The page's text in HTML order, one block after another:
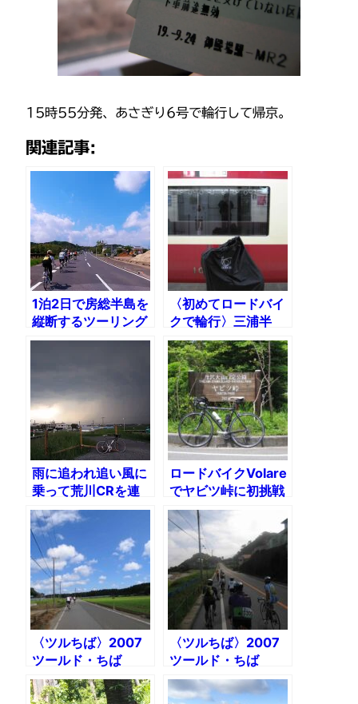
15時55分発、あさぎり6号で輪行して帰京。
関連記事:
1泊2日で房総半島を
縦断するツーリング
187km
〈初めてロードバイ
クで輪行〉三浦半
島〜湘南〜西湘〜箱
根ツーリング
雨に追われ追い風に
乗って荒川CRを連
日サイクリング
ロードバイクVolare
でヤビツ峠に初挑戦
〈ツルちば〉2007
ツールド・ちば
348km〜ステージ
1・2
〈ツルちば〉2007
ツールド・ちば
348km〜ステージ3